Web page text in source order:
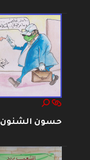
حسون الشنون